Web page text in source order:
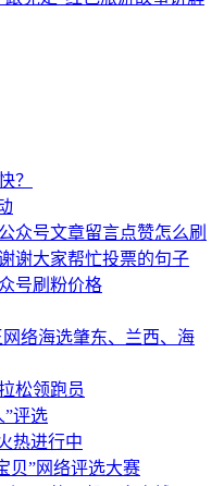
？
众号文章留言点赞怎么刷
谢大家帮忙投票的句子
号刷粉价格
络海选肇东、兰西、海
松领跑员
”评选
热进行中
贝”网络评选大赛